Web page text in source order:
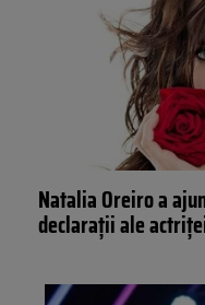
Natalia Oreiro a
declarații ale